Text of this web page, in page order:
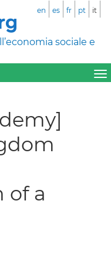
sociale e
en es fr pt it
of a